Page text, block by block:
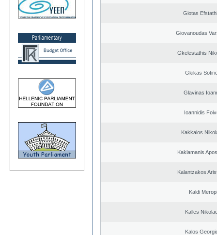
Giotas
Giovanoudas
Gkelestathis
Gkikas
Glavinas
Ioannidis
Kakkalos
Kaklamanis
Kalantzakos
Kaldi Meropi
Kalles
Kalos